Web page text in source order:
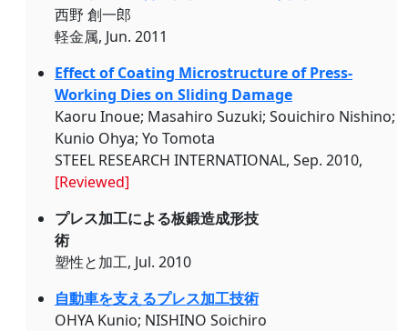
西野 創一郎
軽金属, Jun. 2011
Effect of Coating Microstructure of Press-
Working Dies on Sliding Damage
Kaoru Inoue; Masahiro Suzuki; Souichiro Nishino;
Kunio Ohya; Yo Tomota
STEEL RESEARCH INTERNATIONAL, Sep. 2010,
[Reviewed]
プレス加工による板鍛造成形技
術
塑性と加工, Jul. 2010
自動車を支えるプレス加工技術
OHYA Kunio; NISHINO Soichiro